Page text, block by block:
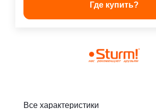
Где купить?
Все характеристики